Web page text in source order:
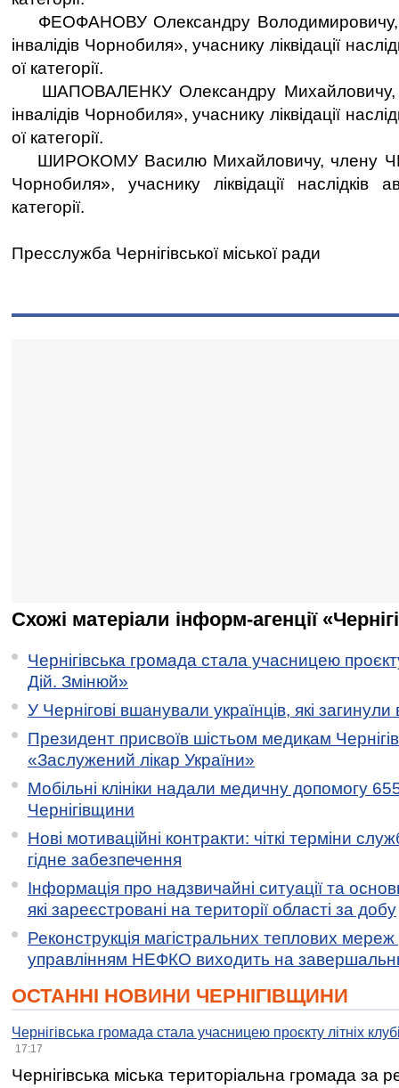
ФЕОФАНОВУ Олександру
інвалідів Чорнобиля», учаснику ліквідації
ої категорії.
ШАПОВАЛЕНКУ Олександру
інвалідів Чорнобиля», учаснику ліквідації
ої категорії.
ШИРОКОМУ Василю Михайловичу, члену
Чорнобиля», учаснику ліквідації
категорії.
Пресслужба Чернігівської міської ради
Схожі матеріали інформ-агенції
Чернігівська громада стала учасницею
Дій. Змінюй»
У Чернігові вшанували українців, які загинули
Президент присвоїв шістьом медикам
«Заслужений лікар України»
Мобільні клініки надали медичну допомогу
Чернігівщини
Нові мотиваційні контракти: чіткі терміни
гідне забезпечення
Інформація про надзвичайні ситуації та
які зареєстровані на території області за добу
Реконструкція магістральних теплових мереж
управлінням НЕФКО виходить на
ОСТАННІ НОВИНИ ЧЕРНІГІВЩИНИ
Чернігівська громада стала учасницею проєкту літніх
17:17
Чернігівська міська територіальна громада за